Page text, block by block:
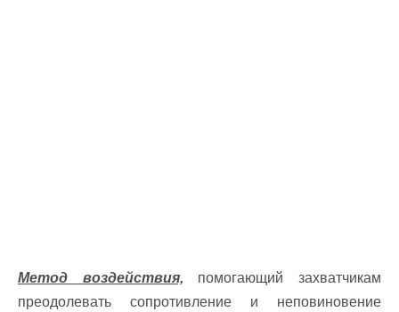
Метод воздействия, помогающий захватчикам
преодолевать сопротивление и неповиновение